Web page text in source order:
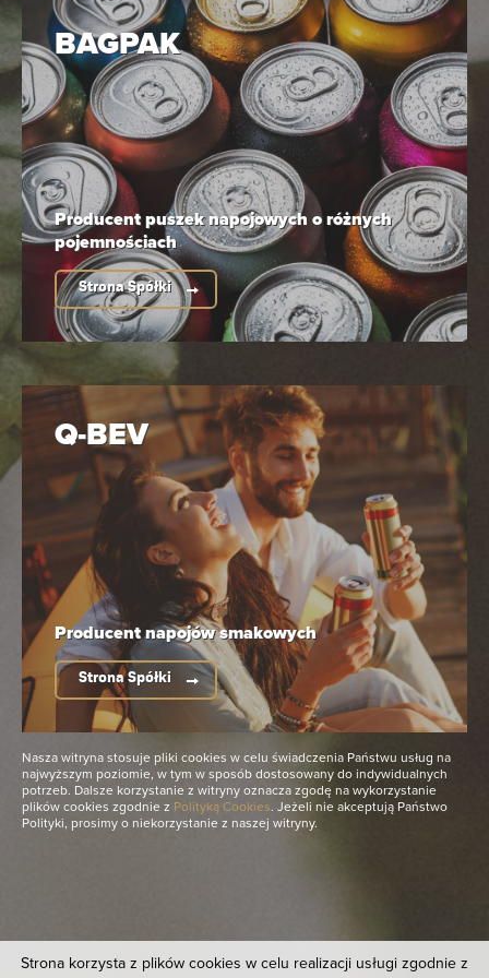
BAGPAK
Producent puszek napojowych o różnych
pojemnościach
Strona Spółki
Q-BEV
Producent napojówsmakowych
Strona Spółki
Nasza witryna stosuje pliki cookies w celu świadczenia Państwu usług na
najwyższym poziomie, w tym w sposób dostosowany do indywidualnych
potrzeb. Dalsze korzystanie z witryny oznacza zgodę na wykorzystanie
plików cookies zgodnie z Polityką Cookies. Jeżeli nie akceptują Państwo
Polityki, prosimy o niekorzystanie z naszej witryny.
Wróć do listy naszych marek
Przydatne linki
Mapa strony
Van Pur S.A.
Biuro Obsługi Klienta Biznesowego
Strona korzysta z plików cookies w celu realizacji usługi zgodnie z